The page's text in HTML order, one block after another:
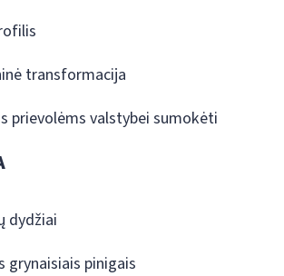
transformacija
prievolėms valstybei sumokėti
dydžiai
grynaisiais pinigais